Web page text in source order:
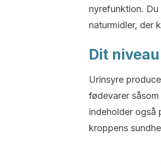
nyrefunktion.
naturmidler, der
Dit
Urinsyre
fødevarer
indeholder også
kroppens